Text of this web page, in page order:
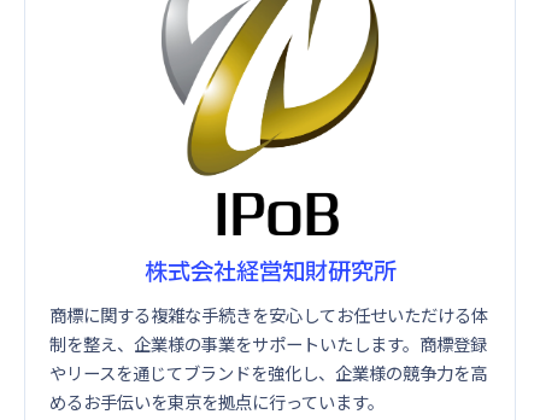
株式会社経営知財研究所
商標に関する複雑な手続きを安心してお任せいただける体
制を整え、企業様の事業をサポートいたします。商標登録
やリースを通じてブランドを強化し、企業様の競争力を高
めるお手伝いを東京を拠点に行っています。